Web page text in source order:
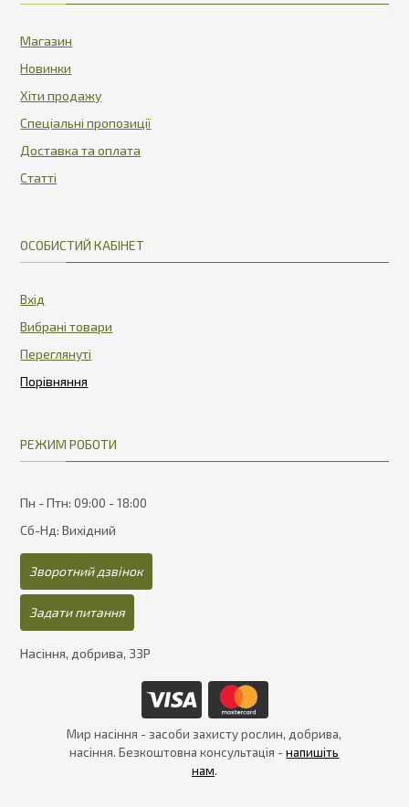
Магазин
Новинки
Хіти продажу
Спеціальні пропозиції
Доставка та оплата
Статті
ОСОБИСТИЙ КАБІНЕТ
Вхід
Вибрані товари
Переглянуті
РЕЖИМ РОБОТИ
Пн - Птн: 09:00 - 18:00
Сб-Нд: Вихідний
Зворотний дзвінок
Задати питання
Насіння, добрива, ЗЗР
Мир насіння - засоби захисту рослин, добрива,
насіння. Безкоштовна консультація -напишіть
нам.